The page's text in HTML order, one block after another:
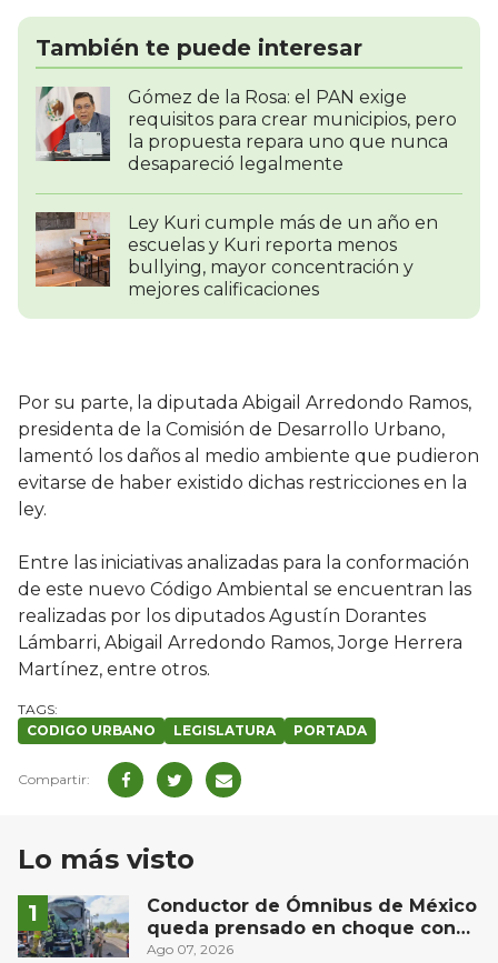
También te puede interesar
Gómez de la Rosa: el PAN exige
requisitos para crear municipios, pero
la propuesta repara uno que nunca
desapareció legalmente
Ley Kuri cumple más de un año en
escuelas y Kuri reporta menos
bullying, mayor concentración y
mejores calificaciones
Por su parte, la diputada Abigail Arredondo Ramos,
presidenta de la Comisión de Desarrollo Urbano,
lamentó los daños al medio ambiente que pudieron
evitarse de haber existido dichas restricciones en la
ley.
Entre las iniciativas analizadas para la conformación
de este nuevo Código Ambiental se encuentran las
realizadas por los diputados Agustín Dorantes
Lámbarri, Abigail Arredondo Ramos, Jorge Herrera
Martínez, entre otros.
CODIGO URBANO LEGISLATURA PORTADA
Lo más visto
Conductor de Ómnibus de México
queda prensado en choque con
materialista en San Juan del Río
Ago 07, 2026